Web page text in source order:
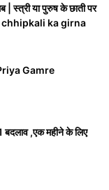
| स्त्री या पुरुष के छाती पर
chhipkali ka girna
Priya Gamre
,एक महीने के लिए